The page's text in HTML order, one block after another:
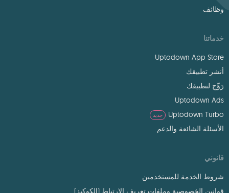
وظائف
خدماتنا
Uptodown App Store
أنشر تطبيقك
رَوِّج لتطبيقك
Uptodown Ads
Uptodown Turbo
جديد
الأسئلة الشائعة والدعم
قانوني
شروط الخدمة للمستخدمين
قوانين الخصوصية وملفات تعريف الارتباط (الكوكيز)